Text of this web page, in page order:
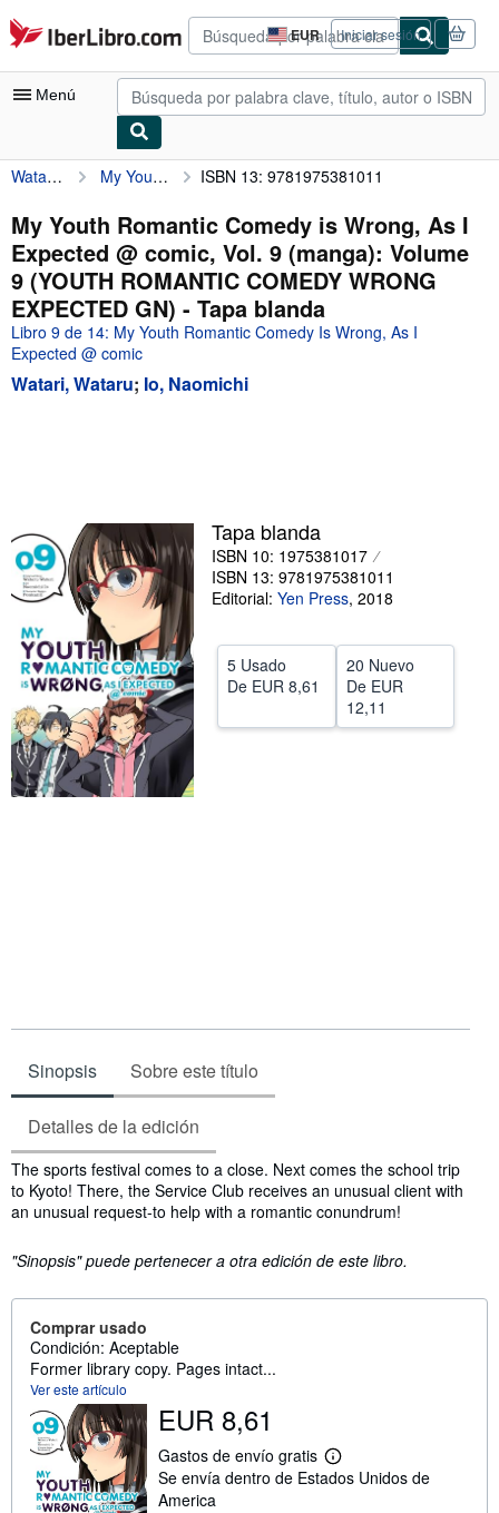
Pasar al contenido principal
IberLibro.com EUR
Preferencias
de
compra
del
Iniciar sesión
Menú
Mi cuenta
Consultar mis pedidos
Búsqueda avanzada
Colecciones
Libros antiguos
Arte y coleccionismo
CERRAR
Watari, Wataru My Youth Romantic Comedy is Wrong, As I Expected @ comic, Vol. 9 (manga): Volume 9 (YOUTH ROMANTIC COMEDY WRONG EXPECTED GN) ISBN 13: 9781975381011
My Youth Romantic Comedy is Wrong, As I
Expected @ comic, Vol. 9 (manga): Volume
9 (YOUTH ROMANTIC COMEDY WRONG
EXPECTED GN) - Tapa blanda
Libro 9 de 14: My Youth Romantic Comedy Is Wrong, As I
Expected @ comic
Watari, Wataru; Io, Naomichi
Tapa blanda
ISBN 10: 1975381017
ISBN 13: 9781975381011
Editorial: Yen Press, 2018
5 Usado
De EUR 8,61
20 Nuevo
De EUR
12,11
Sinopsis Sobre este título
Detalles de la edición
Sinopsis
The sports festival comes to a close. Next comes the school trip
to Kyoto! There, the Service Club receives an unusual client with
an unusual request-to help with a romantic conundrum!
"Sinopsis" puede pertenecer a otra edición de este libro.
Comprar usado
Condición: Aceptable
Former library copy. Pages intact...
Ver este artículo
EUR 8,61
Gastos de envío gratis
M
á
Se envía dentro de Estados Unidos de
America